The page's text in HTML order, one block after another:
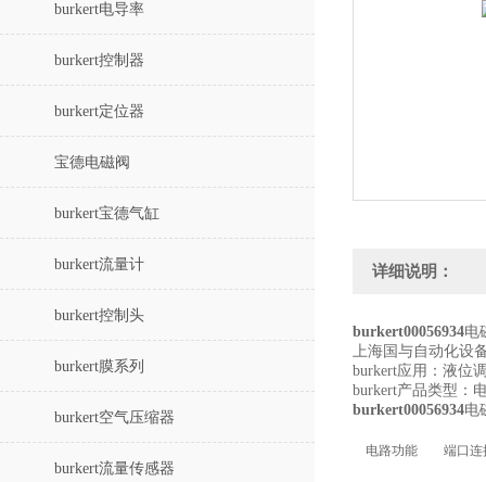
burkert电导率
burkert控制器
burkert定位器
宝德电磁阀
burkert宝德气缸
burkert流量计
burkert控制头
burkert膜系列
burkert空气压缩器
burkert流量传感器
详细说明：
burkert00056934电
上海国与自动化设
burkert应用：液位
burkert产品类型：
burkert00056934电
电路功能 端口连